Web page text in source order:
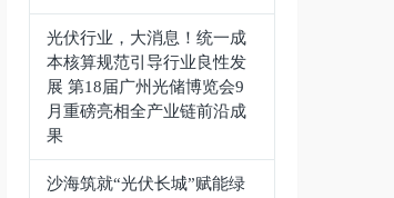
光伏行业，大消息！统一成
本核算规范引导行业良性发
展 第18届广州光储博览会9
月重磅亮相全产业链前沿成
果
沙海筑就“光伏长城”赋能绿